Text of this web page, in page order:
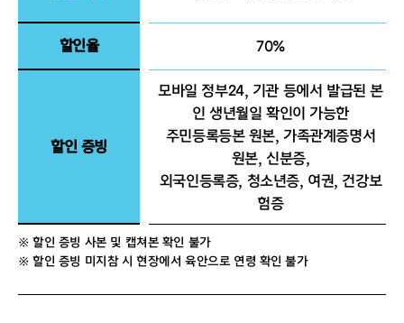
할인율 70%
할인 증빙
모바일 정부24, 기관 등에서 발급된 본
인 생년월일 확인이 가능한
주민등록등본 원본, 가족관계증명서
원본, 신분증,
외국인등록증, 청소년증, 여권, 건강보
험증
※ 할인 증빙 사본 및 캡쳐본 확인 불가
※ 할인 증빙 미지참 시 현장에서 육안으로 연령 확인 불가